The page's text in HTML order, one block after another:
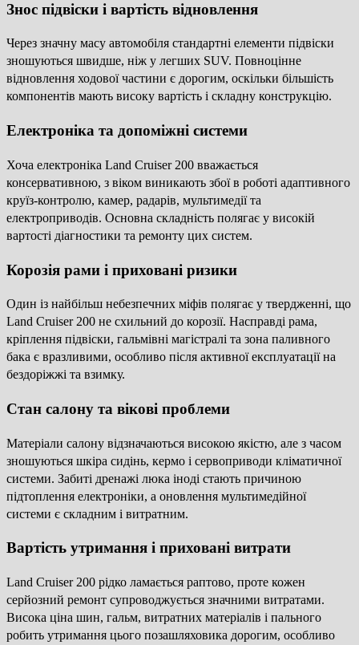
Знос підвіски і вартість відновлення
Через значну масу автомобіля стандартні елементи підвіски
зношуються швидше, ніж у легших SUV. Повноцінне
відновлення ходової частини є дорогим, оскільки більшість
компонентів мають високу вартість і складну конструкцію.
Електроніка та допоміжні системи
Хоча електроніка Land Cruiser 200 вважається
консервативною, з віком виникають збої в роботі адаптивного
круїз-контролю, камер, радарів, мультимедії та
електроприводів. Основна складність полягає у високій
вартості діагностики та ремонту цих систем.
Корозія рами і приховані ризики
Один із найбільш небезпечних міфів полягає у твердженні, що
Land Cruiser 200 не схильний до корозії. Насправді рама,
кріплення підвіски, гальмівні магістралі та зона паливного
бака є вразливими, особливо після активної експлуатації на
бездоріжжі та взимку.
Стан салону та вікові проблеми
Матеріали салону відзначаються високою якістю, але з часом
зношуються шкіра сидінь, кермо і сервоприводи кліматичної
системи. Забиті дренажі люка іноді стають причиною
підтоплення електроніки, а оновлення мультимедійної
системи є складним і витратним.
Вартість утримання і приховані витрати
Land Cruiser 200 рідко ламається раптово, проте кожен
серйозний ремонт супроводжується значними витратами.
Висока ціна шин, гальм, витратних матеріалів і пального
робить утримання цього позашляховика дорогим, особливо